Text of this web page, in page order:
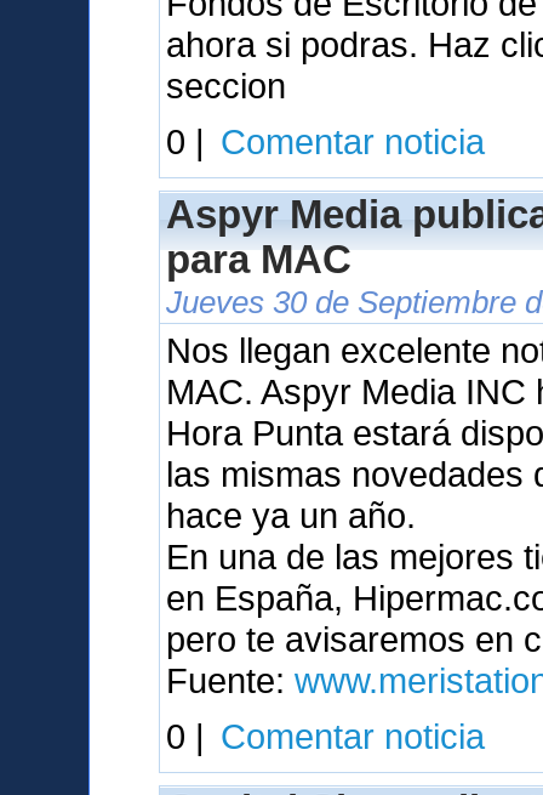
ahora si podras. Haz
seccion
0 | Comentar noticia
Aspyr Media
para MAC
Jueves 30 de Septiembre
Nos llegan excelente
MAC. Aspyr Media
Hora Punta estará
las mismas novedades
hace ya un año.
En una de las mejores
en España,
pero te avisaremos en
Fuente:
0 | Comentar noticia